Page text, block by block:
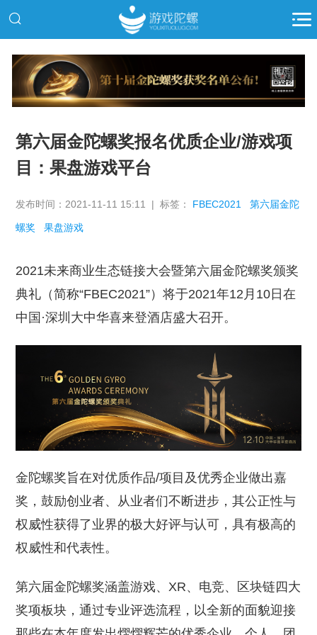
推广
第六届金陀螺奖报名优质企业/游戏项
目：果盘游戏平台
发布时间：2021-11-11 15:11 | 标签： FBEC2021 第六届金陀
螺奖 果盘游戏
2021未来商业生态链接大会暨第六届金陀螺奖颁奖
典礼（简称“FBEC2021”）将于2021年12月10日在
中国·深圳大中华喜来登酒店盛大召开。
金陀螺奖旨在对优质作品/项目及优秀企业做出嘉
奖，鼓励创业者、从业者们不断进步，其公正性与
权威性获得了业界的极大好评与认可，具有极高的
权威性和代表性。
第六届金陀螺奖涵盖游戏、XR、电竞、区块链四大
奖项板块，通过专业评选流程，以全新的面貌迎接